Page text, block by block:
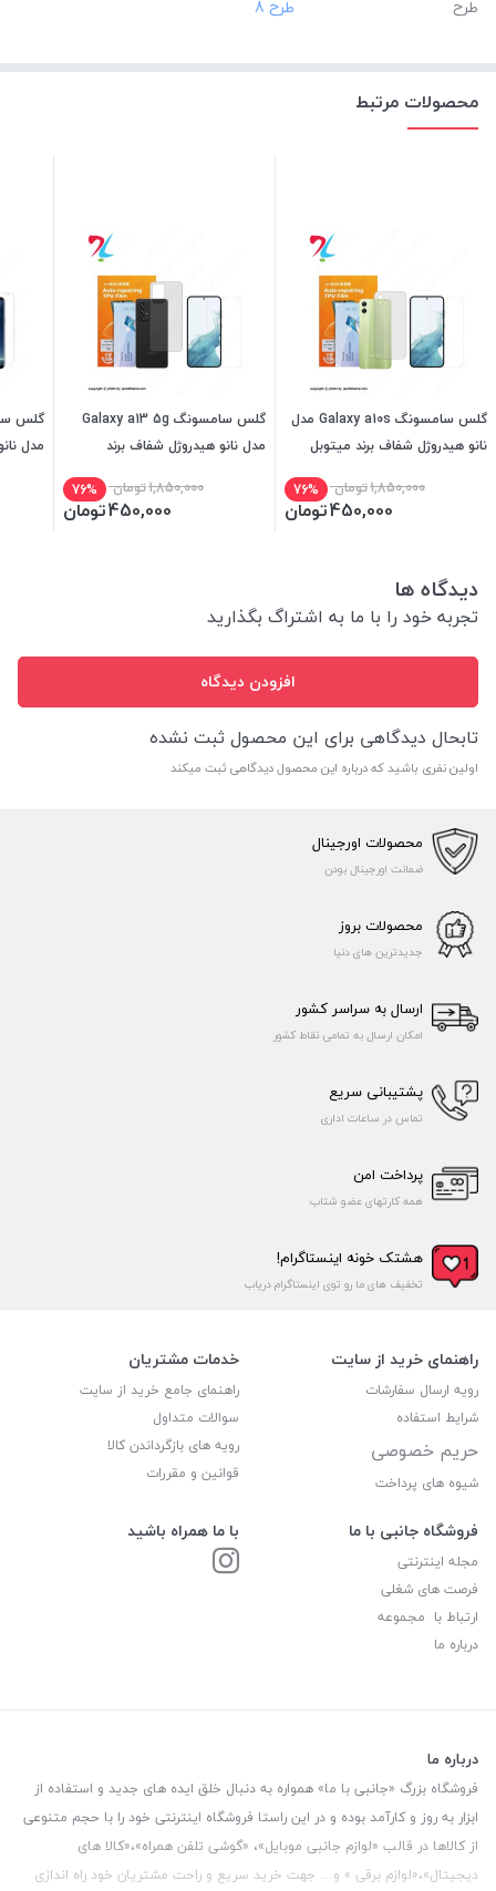
طرح
محصولات مرتبط
گلس سامسونگ Galaxy a10s مدل
نانو هیدروژل شفاف برند میتوبل
1,850,000تومان 76%
450,000تومان
گلس سامسونگ Galaxy a13 5g
مدل نانو هیدروژل شفاف برند
1,850,000تومان 76%
450,000تومان
مدل
دیدگاه ها
تجربه خود را با ما به اشتراگ بگذارید
افزودن دیدگاه
تابحال دیدگاهی برای این محصول ثبت نشده
اولین نفری باشید که درباره این محصول دیدگاهی ثبت میکند
محصولات اورجینال
ضمانت اورجینال بودن
محصولات بروز
جدیدترین های دنیا
ارسال به سراسر کشور
امکان ارسال به تمامی نقاط کشور
پشتیبانی سریع
تماس در ساعات اداری
پرداخت امن
همه کارتهای عضو شتاب
هشتک خونه اینستاگرام!
تخفیف های ما رو توی اینستاگرام دریاب
راهنمای خرید از سایت
رویه ارسال سفارشات
شرایط استفاده
حریم خصوصی
شیوه های پرداخت
خدمات مشتریان
راهنمای جامع خرید از سایت
سوالات متداول
رویه های بازگرداندن کالا
قوانین و مقررات
فروشگاه جانبی با ما
مجله اینترنتی
فرصت های شغلی
ارتباط با مجموعه
درباره ما
با ما همراه باشید
درباره ما
فروشگاه بزرگ «جانبی با ما» همواره به دنبال خلق ایده های جدید و استفاده از
ابزار به روز و کارآمد بوده و در این راستا فروشگاه اینترنتی خود را با حجم متنوعی
از کالاها در قالب «لوازم جانبی موبایل»، «گوشی تلفن همراه»،«کالا های
دیجیتال»،«لوازم برقی » و… جهت خرید سریع و راحت مشتریان خود راه اندازی